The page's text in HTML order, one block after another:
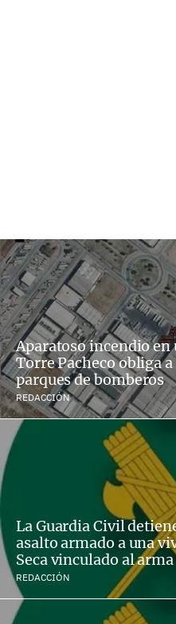
Aparatoso incendio
Torre Pacheco obliga
parques de bomberos
REDACCIÓN
La Guardia Civil
asalto armado a una
Seca vinculado al
REDACCIÓN